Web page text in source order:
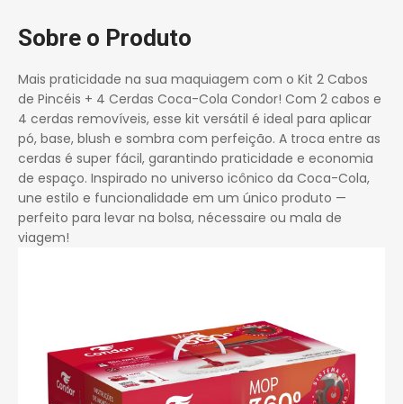
Sobre o Produto
Mais praticidade na sua maquiagem com o Kit 2 Cabos
de Pincéis + 4 Cerdas Coca-Cola Condor! Com 2 cabos e
4 cerdas removíveis, esse kit versátil é ideal para aplicar
pó, base, blush e sombra com perfeição. A troca entre as
cerdas é super fácil, garantindo praticidade e economia
de espaço. Inspirado no universo icônico da Coca-Cola,
une estilo e funcionalidade em um único produto —
perfeito para levar na bolsa, nécessaire ou mala de
viagem!